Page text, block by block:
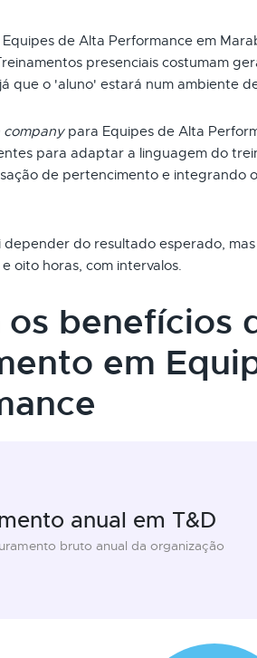
de Alta Performance em
presenciais costumam
que o 'aluno' estará num ambiente
companypara Equipes de Alta
para adaptar a linguagem do
de pertencimento e integrando
depender do resultado esperado,
oito horas, com intervalos.
os benefícios
em
anual em T&D
bruto anual da organização